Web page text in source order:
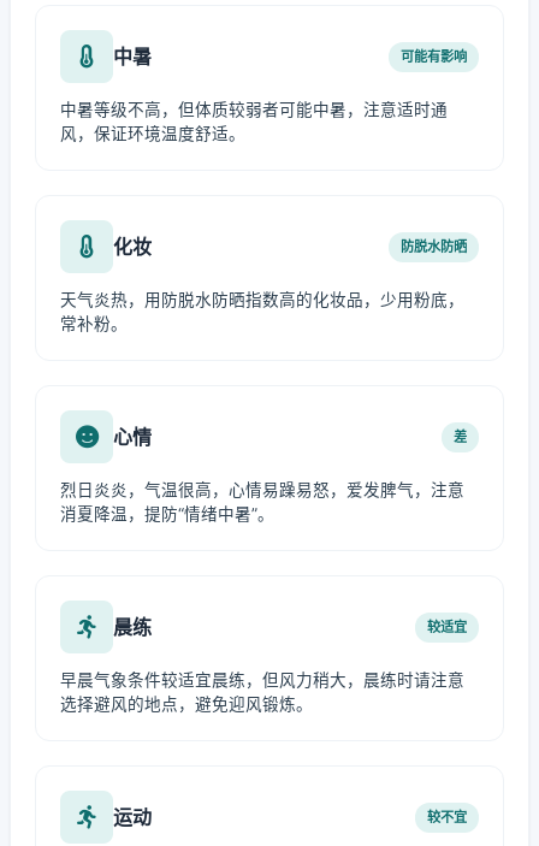
中暑 可能有影响
中暑等级不高，但体质较弱者可能中暑，注意适时通
风，保证环境温度舒适。
化妆 防脱水防晒
天气炎热，用防脱水防晒指数高的化妆品，少用粉底，
常补粉。
心情 差
烈日炎炎，气温很高，心情易躁易怒，爱发脾气，注意
消夏降温，提防“情绪中暑”。
晨练 较适宜
早晨气象条件较适宜晨练，但风力稍大，晨练时请注意
选择避风的地点，避免迎风锻炼。
运动 较不宜